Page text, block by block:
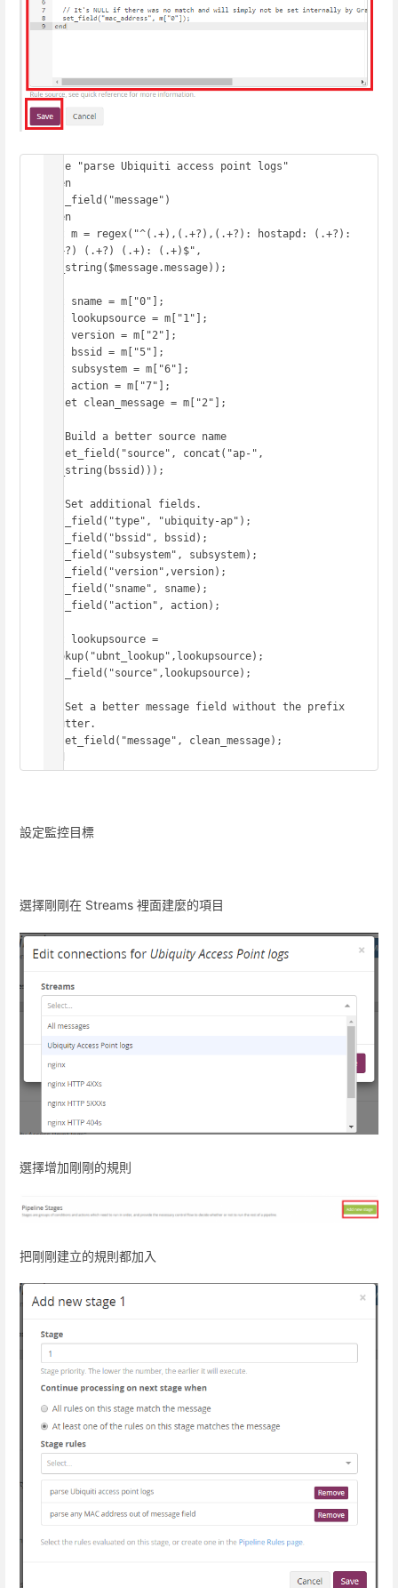
rule "parse Ubiquiti access point logs"
when
has_field("message")
then
let m = regex("^(.+),(.+?),(.+?): hostapd: (.+?):
(.+?) (.+?) (.+): (.+)$",
to_string($message.message));
let sname = m["0"];
let lookupsource = m["1"];
let version = m["2"];
let bssid = m["5"];
let subsystem = m["6"];
let action = m["7"];
//let clean_message = m["2"];
// Build a better source name
//set_field("source", concat("ap-",
to_string(bssid)));
// Set additional fields.
set_field("type", "ubiquity-ap");
set_field("bssid", bssid);
set_field("subsystem", subsystem);
set_field("version",version);
set_field("sname", sname);
set_field("action", action);
let lookupsource =
lookup("ubnt_lookup",lookupsource);
set_field("source",lookupsource);
// Set a better message field without the prefix
clutter.
//set_field("message", clean_message);
設定監控目標
選擇剛剛在 Streams 裡面建麼的項目
選擇增加剛剛的規則
把剛剛建立的規則都加入